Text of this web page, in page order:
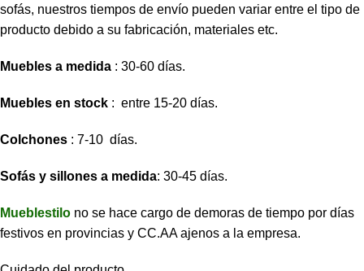
sofás, nuestros tiempos de envío pueden variar entre el tipo de
producto debido a su fabricación, materiales etc.
Muebles a medida : 30-60 días.
Muebles en stock : entre 15-20 días.
Colchones : 7-10 días.
Sofás y sillones a medida: 30-45 días.
Mueblestilo no se hace cargo de demoras de tiempo por días
festivos en provincias y CC.AA ajenos a la empresa.